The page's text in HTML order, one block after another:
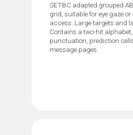
SETBC adapted grouped
grid, suitable for eye gaze
access. Large targets and
Contains a two-hit
punctuation, prediction
message pages.